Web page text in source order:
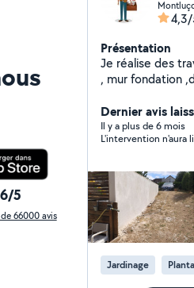
5
66000 avis
Présentation
Je réalise des
, mur fondation ,dalle terrasse papier peint, ratissage
domicile
ménage pose
Dernier avis
Il y a plus de 6 mois
L'intervention n'aura
Jardinage